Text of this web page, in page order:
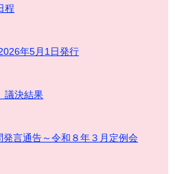
程
年5月1日発行
議決結果
言通告～令和８年３月定例会